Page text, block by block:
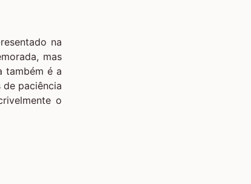
na
mas
também é a
paciência
o